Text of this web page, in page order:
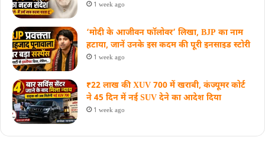
1 week ago
‘मोदी के आजीवन फॉलोवर’ लिखा, BJP का नाम
हटाया, जानें उनके इस कदम की पूरी इनसाइड स्‍टोरी
1 week ago
₹22 लाख की XUV 700 में खराबी, कंज्यूमर कोर्ट
ने 45 दिन में नई SUV देने का आदेश दिया
1 week ago